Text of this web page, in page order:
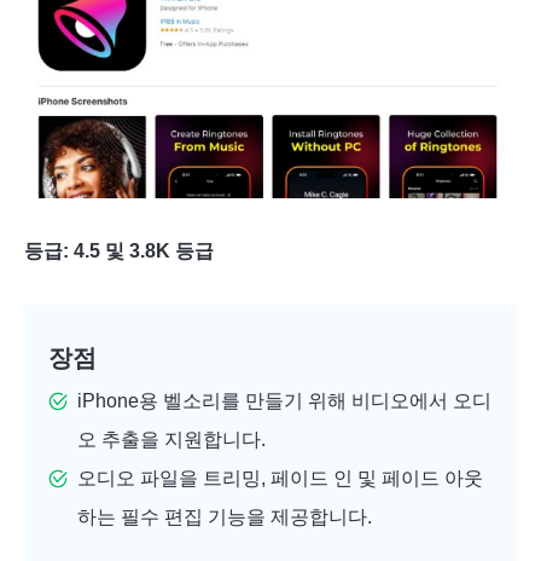
등급: 4.5 및 3.8K 등급
장점
iPhone용 벨소리를 만들기 위해 비디오에서 오디
오 추출을 지원합니다.
오디오 파일을 트리밍, 페이드 인 및 페이드 아웃
하는 필수 편집 기능을 제공합니다.